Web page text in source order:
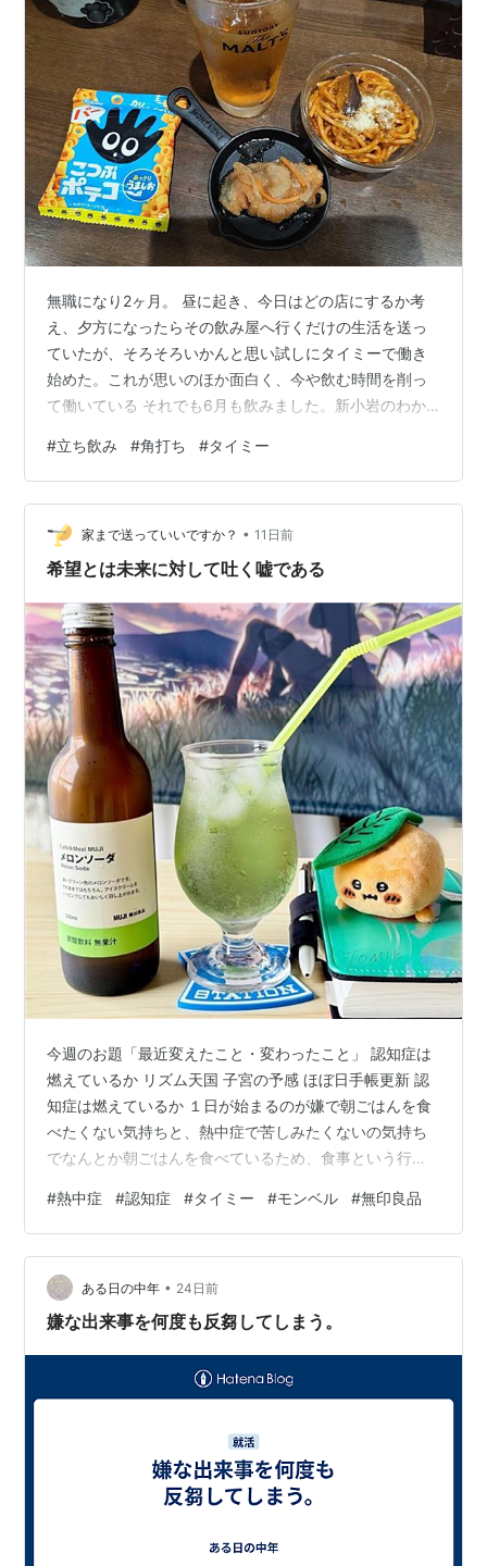
無職になり2ヶ月。 昼に起き、今日はどの店にするか考
え、夕方になったらその飲み屋へ行くだけの生活を送っ
ていたが、そろそろいかんと思い試しにタイミーで働き
始めた。これが思いのほか面白く、今や飲む時間を削っ
て働いている それでも6月も飲みました。新小岩のわか
あじ刺300円 働くために行った川崎で、終わってから中
瓶470円、かます290円、追加のタケノコ180円（福来屋
酒店） 何が面白いというか、まず面白くないことがな
い。仕事が単発だから、職場において一番のストレスと
される人間関係のトラブルが起こらないのだ あれほど通
#立ち飲み #角打ち #タイミー
家まで送っていいですか？ • 11日前
希望とは未来に対して吐く嘘である
今週のお題「最近変えたこと・変わったこと」 認知症は
燃えているか リズム天国 子宮の予感 ほぼ日手帳更新 認
知症は燃えているか １日が始まるのが嫌で朝ごはんを食
べたくない気持ちと、熱中症で苦しみたくないの気持ち
でなんとか朝ごはんを食べているため、食事という行為
ンを絶対付けない毒父がトイレで扉を開けタバコ吸いな
がらうんこ、扇風機をガン回し、風下が台所という地獄
仕様。タイミーで働いたホテルがバイト募集してて応募
した。 翌日「最低週2日働いてください」と電話で言わ
れていたが、面接では「土日働けると聞いてます」と言
#熱中症 #認知症 #タイミー #モンベル #無印良品
ある日の中年 • 24日前
嫌な出来事を何度も反芻してしまう。